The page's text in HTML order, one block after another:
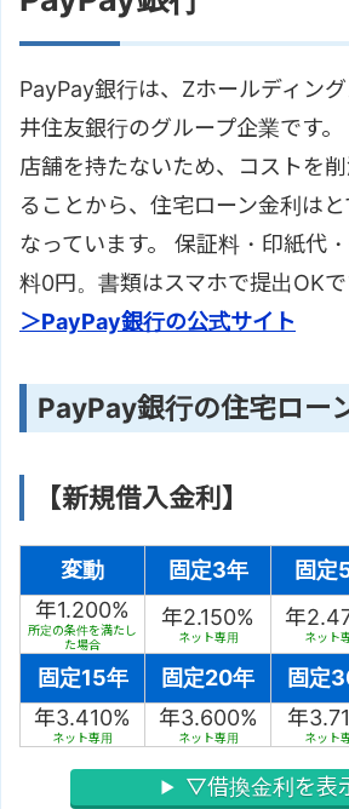
PayPay銀行は、Zホールディン
井住友銀行のグループ企業です
店舗を持たないため、コストを
ることから、住宅ローン金利は
なっています。 保証料・印紙代
料0円。書類はスマホで提出OKで
＞PayPay銀行の公式サイト
PayPay銀行の住宅ロー
【新規借入金利】
変動 固定3年 固定
年1.200%
所定の条件を満たし
た場合
年2.150%
ネット専用
年
ネット
固定15年 固定20年 固定
年3.410%
ネット専用
年3.600%
ネット専用
年
ネット
▽借換金利を表